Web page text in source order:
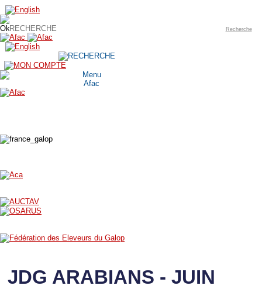
Recherche
JDG ARABIANS - JUIN